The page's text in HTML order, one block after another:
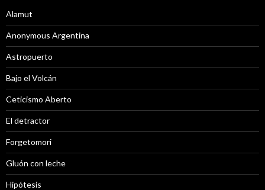
Alamut
Anonymous Argentina
Astropuerto
Bajo el Volcán
Ceticismo Aberto
El detractor
Forgetomori
Gluón con leche
Hipótesis